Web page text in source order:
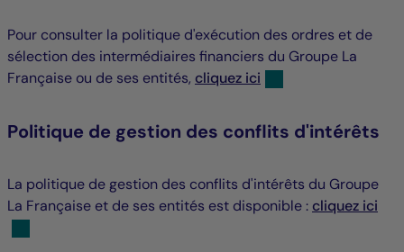
Pour consulter la politique d'exécution des ordres et de
sélection des intermédiaires financiers du Groupe La
Française ou de ses entités, cliquez ici
Politique de gestion des conflits d'intérêts
La politique de gestion des conflits d'intérêts du Groupe
La Française et de ses entités est disponible : cliquez ici